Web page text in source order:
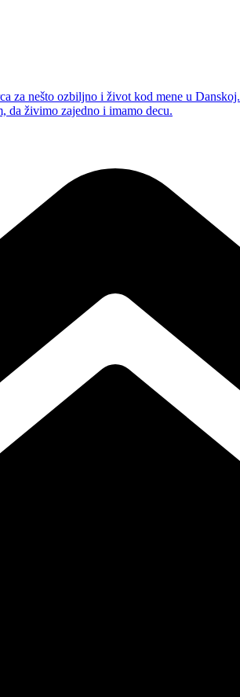
za nešto ozbiljno i život kod mene u Danskoj.
da živimo zajedno i imamo decu.